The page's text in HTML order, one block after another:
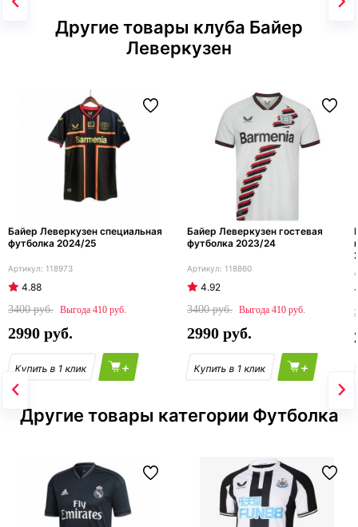
Другие товары клуба Байер
Леверкузен
Байер Леверкузен специальная
футболка 2024/25
118973
4.88
3400
410
2990
+
Байер Леверкузен гостевая
футболка 2023/24
118860
4.92
3400
410
2990
+
Другие товары категории Футболка